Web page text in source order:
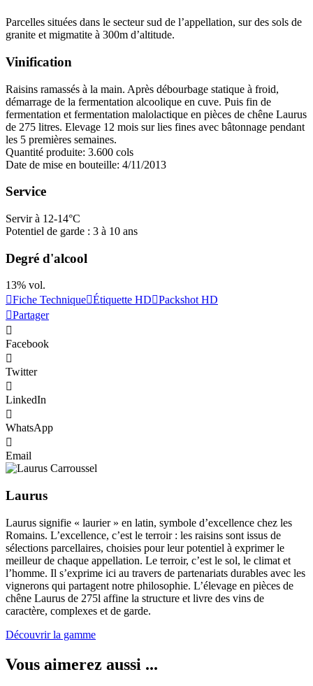
Parcelles situées dans le secteur sud de l’appellation, sur des sols de
granite et migmatite à 300m d’altitude.
Vinification
Raisins ramassés à la main. Après débourbage statique à froid,
démarrage de la fermentation alcoolique en cuve. Puis fin de
fermentation et fermentation malolactique en pièces de chêne Laurus
de 275 litres. Elevage 12 mois sur lies fines avec bâtonnage pendant
les 5 premières semaines.
Quantité produite: 3.600 cols
Date de mise en bouteille: 4/11/2013
Service
Servir à 12-14°C
Potentiel de garde : 3 à 10 ans
Degré d'alcool
13% vol.
Fiche Technique Étiquette HD
Packshot HD
Partager
Facebook
Twitter
LinkedIn
WhatsApp
Email
Laurus
Laurus signifie « laurier » en latin, symbole d’excellence chez les
Romains. L’excellence, c’est le terroir : les raisins sont issus de
sélections parcellaires, choisies pour leur potentiel à exprimer le
meilleur de chaque appellation. Le terroir, c’est le sol, le climat et
l’homme. Il s’exprime ici au travers de partenariats durables avec les
vignerons qui partagent notre philosophie. L’élevage en pièces de
chêne Laurus de 275l affine la structure et livre des vins de
caractère, complexes et de garde.
Découvrir la gamme
Vous aimerez aussi ...